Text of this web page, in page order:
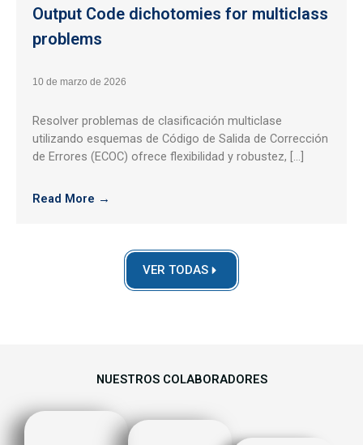
Output Code dichotomies for multiclass
problems
10 de marzo de 2026
Resolver problemas de clasificación multiclase
utilizando esquemas de Código de Salida de Corrección
de Errores (ECOC) ofrece flexibilidad y robustez, […]
Read More →
VER TODAS
NUESTROS COLABORADORES